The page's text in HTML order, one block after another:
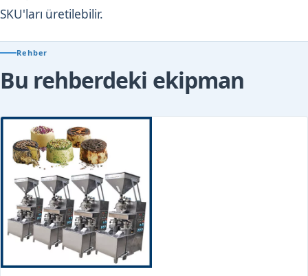
SKU'ları üretilebilir.
Rehber
Bu rehberdeki ekipman